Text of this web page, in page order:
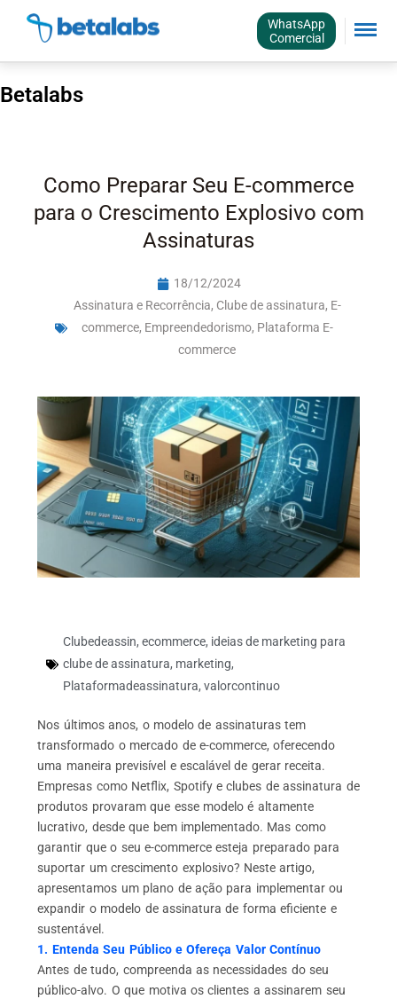
WhatsApp
Comercial
Betalabs
Como Preparar Seu E-commerce
para o Crescimento Explosivo com
Assinaturas
18/12/2024
Assinatura e Recorrência, Clube de assinatura, E-
commerce, Empreendedorismo, Plataforma E-
commerce
Clubedeassin,ecommerce, ideias de marketing para
clube de assinatura, marketing,
Plataformadeassinatura,valorcontinuo
Nos últimos anos, o modelo de assinaturas tem
transformado o mercado de e-commerce, oferecendo
uma maneira previsível e escalável de gerar receita.
Empresas como Netflix, Spotify e clubes de assinatura de
produtos provaram que esse modelo é altamente
lucrativo, desde que bem implementado. Mas como
garantir que o seu e-commerce esteja preparado para
suportar um crescimento explosivo? Neste artigo,
apresentamos um plano de ação para implementar ou
expandir o modelo de assinatura de forma eficiente e
sustentável.
1. Entenda Seu Público e Ofereça Valor Contínuo
Antes de tudo, compreenda as necessidades do seu
público-alvo. O que motiva os clientes a assinarem seu